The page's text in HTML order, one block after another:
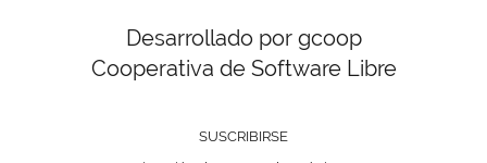
Desarrollado por gcoop
Cooperativa de Software Libre
SUSCRIBIRSE